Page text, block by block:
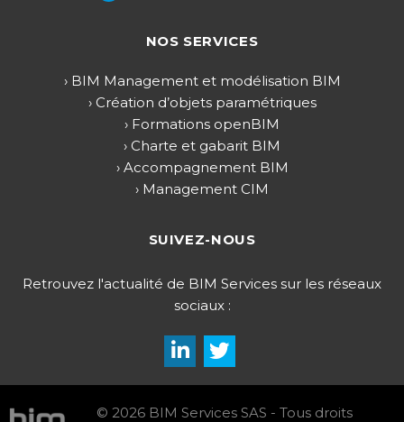
NOS SERVICES
› BIM Management et modélisation BIM
› Création d’objets paramétriques
› Formations openBIM
› Charte et gabarit BIM
› Accompagnement BIM
› Management CIM
SUIVEZ-NOUS
Retrouvez l'actualité de BIM Services sur les réseaux
sociaux :
© 2026 BIM Services SAS - Tous droits